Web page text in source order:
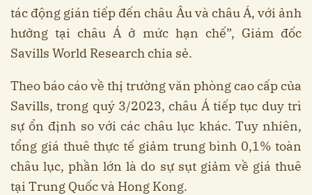
tác động gián tiếp đến châu Âu và châu Á, với ảnh
hưởng tại châu Á ở mức hạn chế”, Giám đốc
Savills World Research chia sẻ.
Theo báo cáo về thị trường văn phòng cao cấp của
Savills, trong quý 3/2023, châu Á tiếp tục duy trì
sự ổn định so với các châu lục khác. Tuy nhiên,
tổng giá thuê thực tế giảm trung bình 0,1% toàn
châu lục, phần lớn là do sự sụt giảm về giá thuê
tại Trung Quốc và Hong Kong.